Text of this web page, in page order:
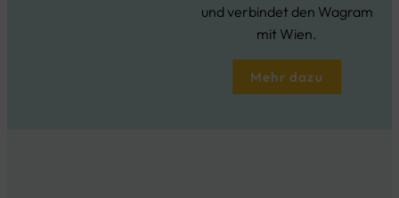
und verbindet den Wagram
mit Wien.
Mehr dazu